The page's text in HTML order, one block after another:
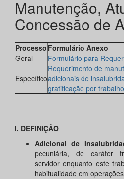
Manutenção,
Concessão de
Processo Formulário Anexo
Geral
Formulário para
Específico
Requerimento de
adicionais de
gratificação por
I. DEFINIÇÃO
Adicional de
pecuniária, de caráter
servidor enquanto este
habitualidade em